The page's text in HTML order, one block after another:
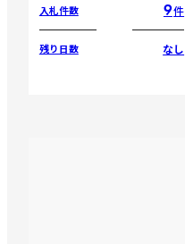
入札件数 9件
残り日数 なし